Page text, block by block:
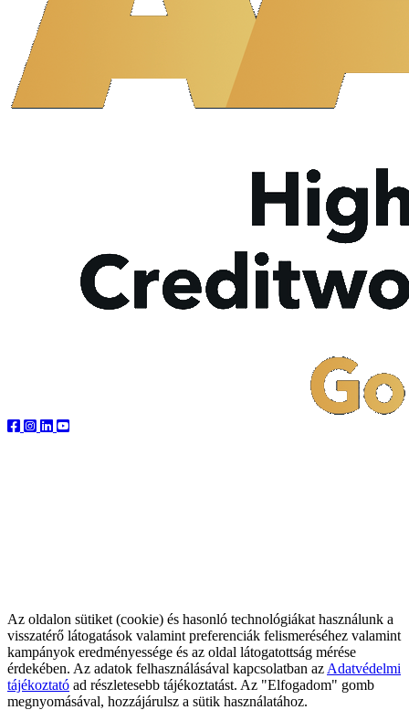
Az oldalon sütiket (cookie) és hasonló technológiákat használunk a
visszatérő látogatások valamint preferenciák felismeréséhez valamint
kampányok eredményessége és az oldal látogatottság mérése
érdekében. Az adatok felhasználásával kapcsolatban az Adatvédelmi
tájékoztató ad részletesebb tájékoztatást. Az "Elfogadom" gomb
megnyomásával, hozzájárulsz a sütik használatához.